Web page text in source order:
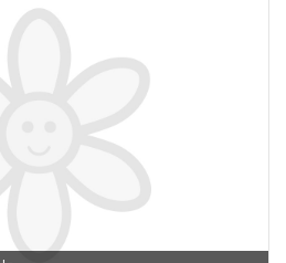
La boutique
et évènements
horticole
Emplois